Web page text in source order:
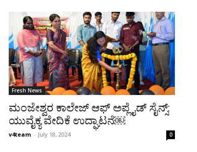
Fresh News
ಮಂಜೇಶ್ವರ ಕಾಲೇಜ್ ಆಫ್ ಅಪ್ಲೈಡ್ ಸೈನ್ಸ್:
ಯುವೈಕ್ಯ ವೇದಿಕೆ ಉದ್ಘಾಟನೆ￼
v4team - July 18, 2024 0